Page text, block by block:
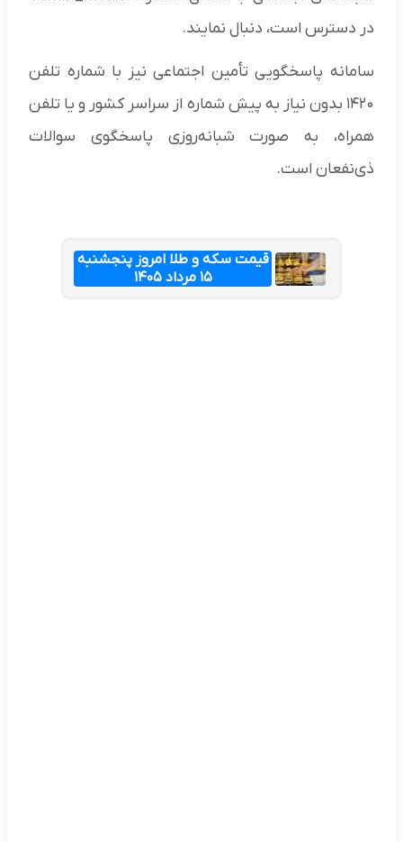
در دسترس است، دنبال نمایند.
سامانه پاسخگویی تأمین اجتماعی نیز با شماره تلفن
۱۴۲۰ بدون نیاز به پیش شماره از سراسر کشور و یا تلفن
همراه، به صورت شبانه‌روزی پاسخگوی سوالات
ذی‌نفعان است.
قیمت سکه و طلا امروز پنجشنبه
۱۵ مرداد ۱۴۰۵